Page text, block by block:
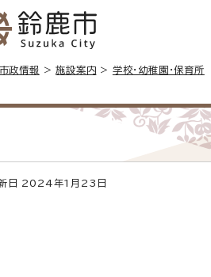
市政情報 >施設案内 > 学校・幼稚園・保育所
日 2024年1月23日